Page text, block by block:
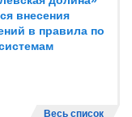
внесения
в правила по
Весь список